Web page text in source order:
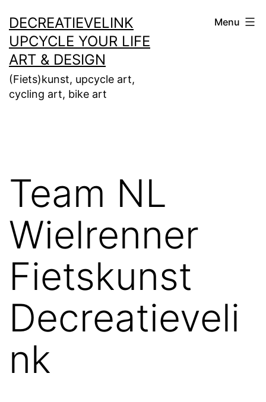
naar
de
inhoud
DECREATIEVELINK
UPCYCLE YOUR LIFE
ART & DESIGN
(Fiets)kunst, upcycle art,
cycling art, bike art
Menu
Team NL
Wielrenner
Fietskunst
Decreatieveli
nk